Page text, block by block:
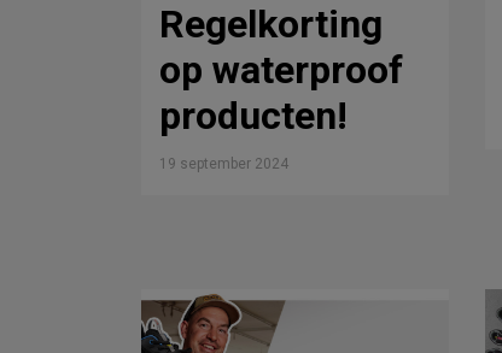
Regelkorting
op waterproof
producten!
19 september 2024